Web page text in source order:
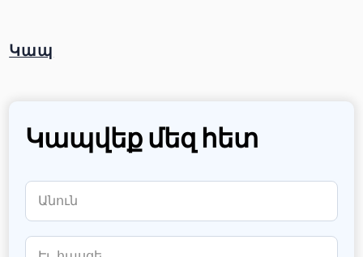
Կապ
Կապվեք մեզ հետ